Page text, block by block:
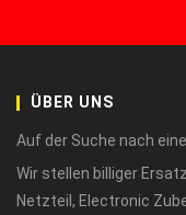
ÜBER UNS
Auf der Suche nach
Wir stellen billiger
Netzteil, Electronic